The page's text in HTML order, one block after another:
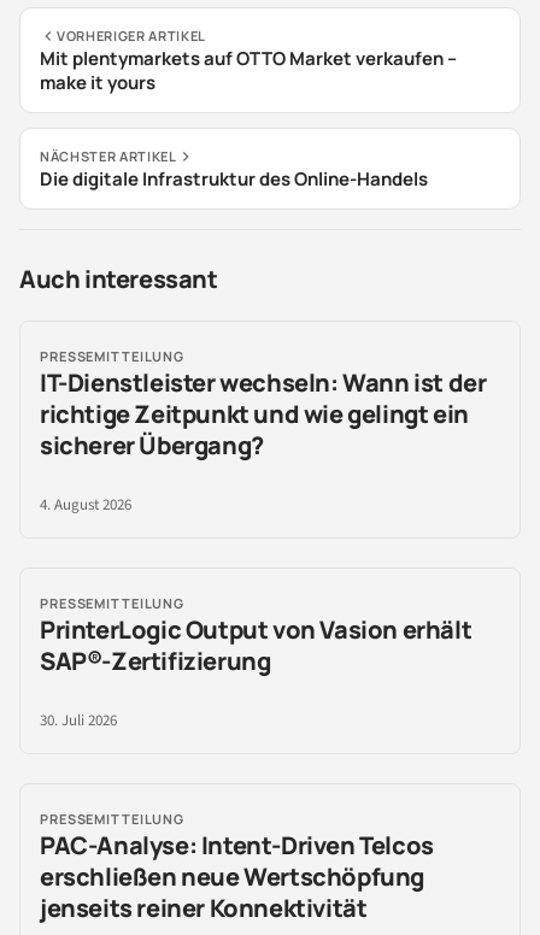
VORHERIGER ARTIKEL
Mit plentymarkets auf OTTO Market verkaufen –
make it yours
NÄCHSTER ARTIKEL
Die digitale Infrastruktur des Online-Handels
Auch interessant
PRESSEMITTEILUNG
IT-Dienstleister wechseln: Wann ist der
richtige Zeitpunkt und wie gelingt ein
sicherer Übergang?
4. August 2026
PRESSEMITTEILUNG
PrinterLogic Output von Vasion erhält
SAP®-Zertifizierung
30. Juli 2026
PRESSEMITTEILUNG
PAC-Analyse: Intent-Driven Telcos
erschließen neue Wertschöpfung
jenseits reiner Konnektivität